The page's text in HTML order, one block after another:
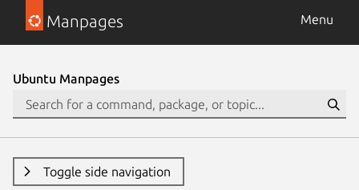
Manpages Menu
Ubuntu Manpages
Toggle side navigation